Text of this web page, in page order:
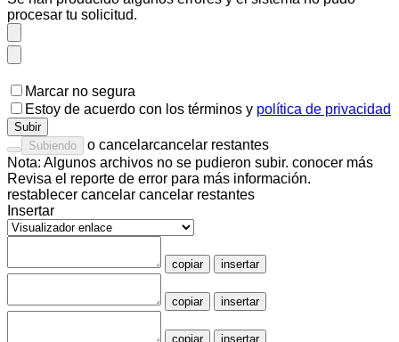
procesar tu solicitud.
Marcar no segura
Estoy de acuerdo con los términos y política de privacidad
Subir
Subiendo
o cancelarcancelar restantes
Nota: Algunos archivos no se pudieron subir. conocer más
Revisa el reporte de error para más información.
restablecer cancelar cancelar restantes
Insertar
copiar insertar
copiar insertar
copiar insertar